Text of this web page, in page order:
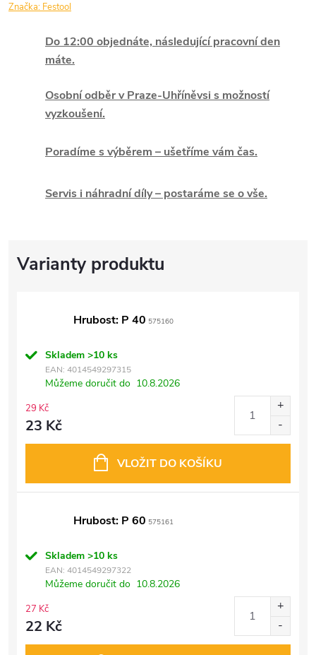
Značka: Festool
Do 12:00 objednáte, následující pracovní den
máte.
Osobní odběr v Praze-Uhříněvsi s možností
vyzkoušení.
Poradíme s výběrem – ušetříme vám čas.
Servis i náhradní díly – postaráme se o vše.
Hrubost: P 40 575160
Skladem >10 ks
EAN: 4014549297315
Můžeme doručit do 10.8.2026
29 Kč
23 Kč
VLOŽIT DO KOŠÍKU
Hrubost: P 60 575161
Skladem >10 ks
EAN: 4014549297322
Můžeme doručit do 10.8.2026
27 Kč
22 Kč